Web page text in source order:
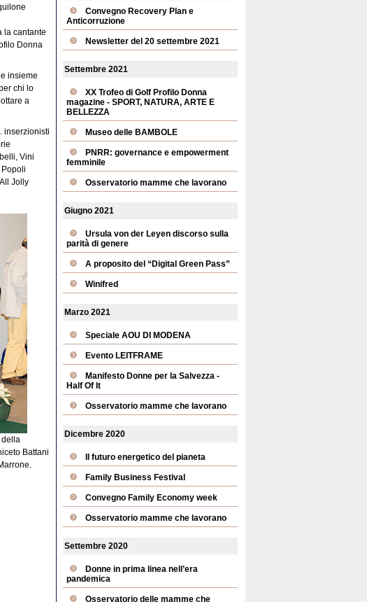
la cantante
Donna
insieme
chi lo
a
inserzionisti
Vini
Jolly
della
Battani
Convegno Recovery Plan e
Anticorruzione
Newsletter del 20 settembre 2021
Settembre 2021
XX Trofeo di Golf Profilo Donna
magazine - SPORT, NATURA, ARTE E
BELLEZZA
Museo delle BAMBOLE
PNRR: governance e empowerment
femminile
Osservatorio mamme che lavorano
Giugno 2021
Ursula von der Leyen discorso sulla
parità di genere
A proposito del “Digital Green Pass”
Winifred
Marzo 2021
Speciale AOU DI MODENA
Evento LEITFRAME
Manifesto Donne per la Salvezza -
Half Of It
Osservatorio mamme che lavorano
Dicembre 2020
Il futuro energetico del pianeta
Family Business Festival
Convegno Family Economy week
Osservatorio mamme che lavorano
Settembre 2020
Donne in prima linea nell’era
pandemica
Osservatorio delle mamme che